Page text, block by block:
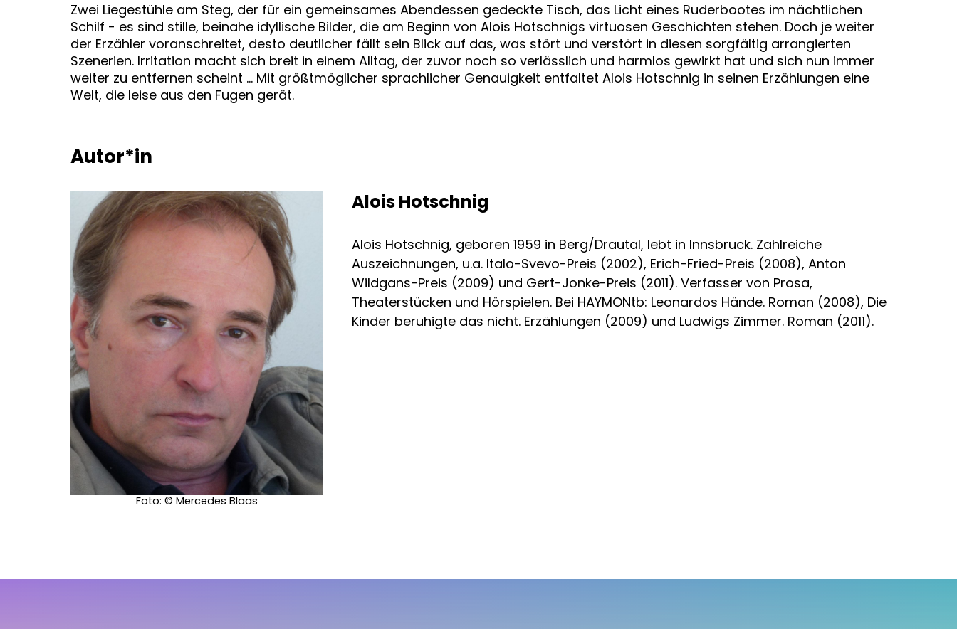
Zwei Liegestühle am Steg, der für ein gemeinsames Abendessen gedeckte Tisch, das Licht eines Ruderbootes im nächtlichen
Schilf - es sind stille, beinahe idyllische Bilder, die am Beginn von Alois Hotschnigs virtuosen Geschichten stehen. Doch je weiter
der Erzähler voranschreitet, desto deutlicher fällt sein Blick auf das, was stört und verstört in diesen sorgfältig arrangierten
Szenerien. Irritation macht sich breit in einem Alltag, der zuvor noch so verlässlich und harmlos gewirkt hat und sich nun immer
weiter zu entfernen scheint ... Mit größtmöglicher sprachlicher Genauigkeit entfaltet Alois Hotschnig in seinen Erzählungen eine
Welt, die leise aus den Fugen gerät.
Autor*in
Foto: © Mercedes Blaas
Alois Hotschnig
Alois Hotschnig, geboren 1959 in Berg/Drautal, lebt in Innsbruck. Zahlreiche
Auszeichnungen, u.a. Italo-Svevo-Preis (2002), Erich-Fried-Preis (2008), Anton
Wildgans-Preis (2009) und Gert-Jonke-Preis (2011). Verfasser von Prosa,
Theaterstücken und Hörspielen. Bei HAYMONtb: Leonardos Hände. Roman (2008), Die
Kinder beruhigte das nicht. Erzählungen (2009) und Ludwigs Zimmer. Roman (2011).